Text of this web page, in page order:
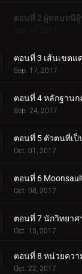
ตอนที่ 2 ผู้หลบหนี
Sep. 10, 2017
Sep. 17, 2017
ตอนที่ 4 หลักฐานก
Sep. 24, 2017
ตอนที่ 5 ตัวตนที่เป็
Oct. 01, 2017
ตอนที่ 6
Oct. 08, 2017
ตอนที่ 7 นักวิทยาศ
Oct. 15, 2017
ตอนที่ 8 หน่วยควา
Oct. 22, 2017